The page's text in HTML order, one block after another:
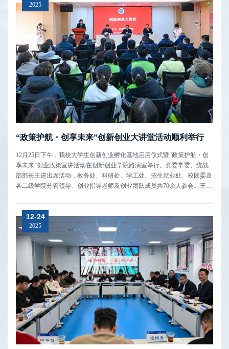
2025
“政策护航・创享未来”创新创业大讲堂活动顺利举行
12月25日下午，我校大学生创新创业孵化基地启用仪式暨“政策护航・创
享未来”创业政策宣讲活动在创新创业学院路演室举行。党委常委、统战
部部长王进出席活动，教务处、科研处、学工处、招生就业处、校团委及
各二级学院分管领导、创业指导老师及创业团队成员共70余人参会。王进
做勤于实践的实干家，要心怀国之大者，做勇担使命的追梦者，在助力乡
村振兴、服务...
12-24
2025